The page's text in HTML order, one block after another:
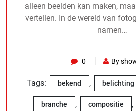
alleen beelden kan maken,
vertellen. In de wereld van
namen…
0 By
Tags: bekend , belichting
branche , compositie ,